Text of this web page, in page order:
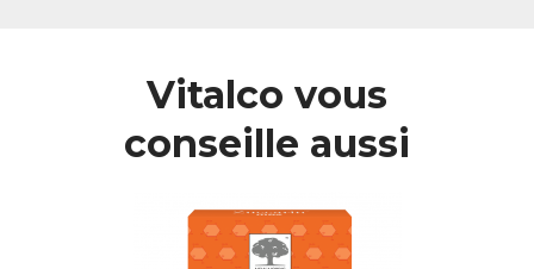
Vitalco vous
conseille aussi